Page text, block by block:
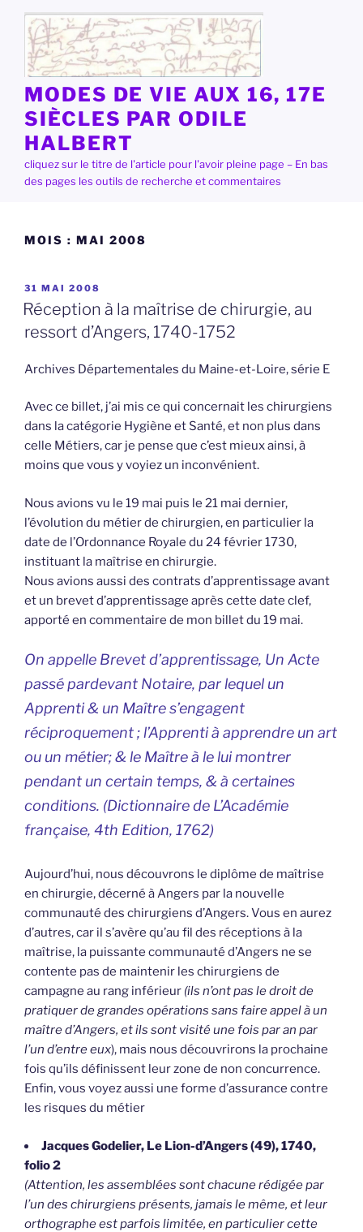
contenu
principal
MODES DE VIE AUX 16, 17E
SIÈCLES PAR ODILE
HALBERT
cliquez sur le titre de l'article pour l'avoir pleine page – En bas
des pages les outils de recherche et commentaires
MOIS : MAI 2008
PUBLIÉ
LE
31 MAI 2008
Réception à la maîtrise de chirurgie, au
ressort d’Angers, 1740-1752
Archives Départementales du Maine-et-Loire, série E
Avec ce billet, j’ai mis ce qui concernait les chirurgiens
dans la catégorie Hygiène et Santé, et non plus dans
celle Métiers, car je pense que c’est mieux ainsi, à
moins que vous y voyiez un inconvénient.
Nous avions vu le 19 mai puis le 21 mai dernier,
l’évolution du métier de chirurgien, en particulier la
date de l’Ordonnance Royale du 24 février 1730,
instituant la maîtrise en chirurgie.
Nous avions aussi des contrats d’apprentissage avant
et un brevet d’apprentissage après cette date clef,
apporté en commentaire de mon billet du 19 mai.
On appelle Brevet d’apprentissage, Un Acte
passé pardevant Notaire, par lequel un
Apprenti & un Maître s’engagent
réciproquement ; l’Apprenti à apprendre un art
ou un métier; & le Maître à le lui montrer
pendant un certain temps, & à certaines
conditions. (Dictionnaire de L’Académie
française, 4th Edition, 1762)
Aujourd’hui, nous découvrons le diplôme de maîtrise
en chirurgie, décerné à Angers par la nouvelle
communauté des chirurgiens d’Angers. Vous en aurez
d’autres, car il s’avère qu’au fil des réceptions à la
maîtrise, la puissante communauté d’Angers ne se
contente pas de maintenir les chirurgiens de
campagne au rang inférieur (ils n’ont pas le droit de
pratiquer de grandes opérations sans faire appel à un
maître d’Angers, et ils sont visité une fois par an par
l’un d’entre eux), mais nous découvrirons la prochaine
fois qu’ils définissent leur zone de non concurrence.
Enfin, vous voyez aussi une forme d’assurance contre
les risques du métier
Jacques Godelier, Le Lion-d’Angers (49), 1740,
folio 2
(Attention, les assemblées sont chacune rédigée par
l’un des chirurgiens présents, jamais le même, et leur
orthographe est parfois limitée, en particulier cette